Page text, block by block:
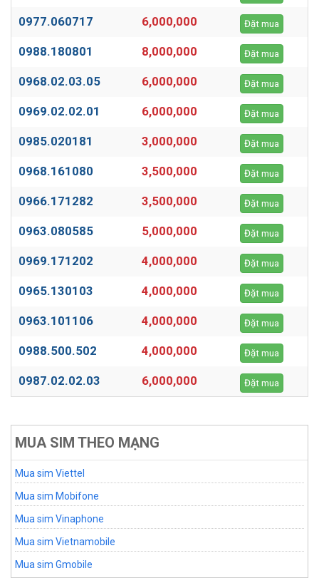
0977.060717 6,000,000 Đặt mua
0988.180801 8,000,000 Đặt mua
0968.02.03.05 6,000,000 Đặt mua
0969.02.02.01 6,000,000 Đặt mua
0985.020181 3,000,000 Đặt mua
0968.161080 3,500,000 Đặt mua
0966.171282 3,500,000 Đặt mua
0963.080585 5,000,000 Đặt mua
0969.171202 4,000,000 Đặt mua
0965.130103 4,000,000 Đặt mua
0963.101106 4,000,000 Đặt mua
0988.500.502 4,000,000 Đặt mua
0987.02.02.03 6,000,000 Đặt mua
MUA SIM THEO MẠNG
Mua sim Viettel
Mua sim Mobifone
Mua sim Vinaphone
Mua sim Vietnamobile
Mua sim Gmobile